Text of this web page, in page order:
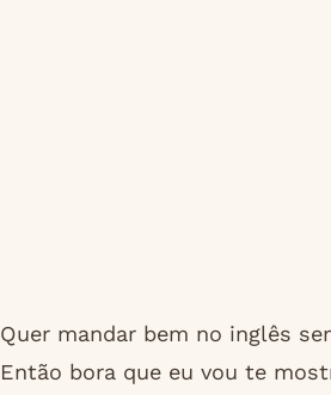
Quer mandar bem no inglês
Então bora que eu vou te